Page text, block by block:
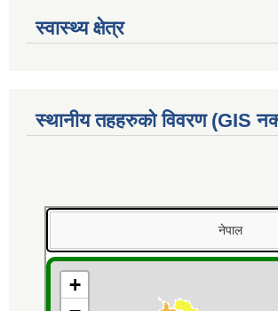
स्वास्थ्य क्षेत्र
स्थानीय तहहरुको विवरण (GIS